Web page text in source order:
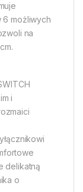
6 możliwych
na
i
delikatną
o